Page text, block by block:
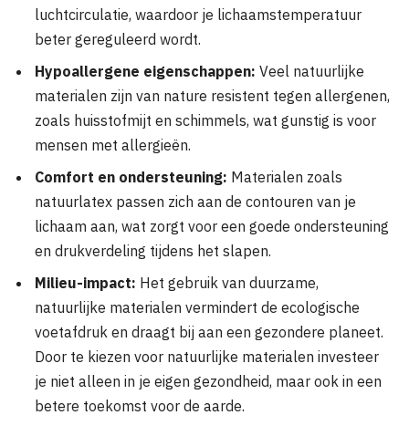
luchtcirculatie, waardoor je lichaamstemperatuur
beter gereguleerd wordt.
Hypoallergene eigenschappen: Veel natuurlijke
materialen zijn van nature resistent tegen allergenen,
zoals huisstofmijt en schimmels, wat gunstig is voor
mensen met allergieën.
Comfort en ondersteuning: Materialen zoals
natuurlatex passen zich aan de contouren van je
lichaam aan, wat zorgt voor een goede ondersteuning
en drukverdeling tijdens het slapen.
Milieu-impact: Het gebruik van duurzame,
natuurlijke materialen vermindert de ecologische
voetafdruk en draagt bij aan een gezondere planeet.
Door te kiezen voor natuurlijke materialen investeer
je niet alleen in je eigen gezondheid, maar ook in een
betere toekomst voor de aarde.